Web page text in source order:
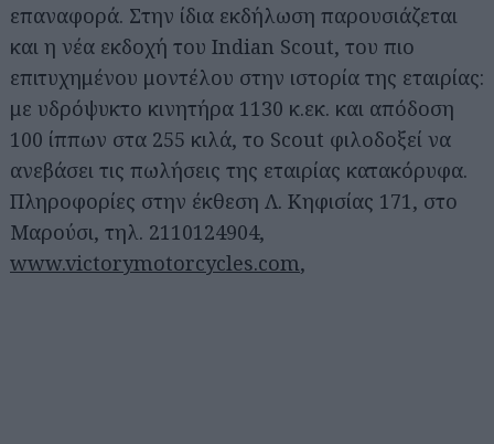
επαναφορά. Στην ίδια εκδήλωση παρουσιάζεται
και η νέα εκδοχή του Indian Scout, του πιο
επιτυχημένου μοντέλου στην ιστορία της εταιρίας:
με υδρόψυκτο κινητήρα 1130 κ.εκ. και απόδοση
100 ίππων στα 255 κιλά, το Scout φιλοδοξεί να
ανεβάσει τις πωλήσεις της εταιρίας κατακόρυφα.
Πληροφορίες στην έκθεση Λ. Κηφισίας 171, στο
Μαρούσι, τηλ. 2110124904,
www.victorymotorcycles.com,